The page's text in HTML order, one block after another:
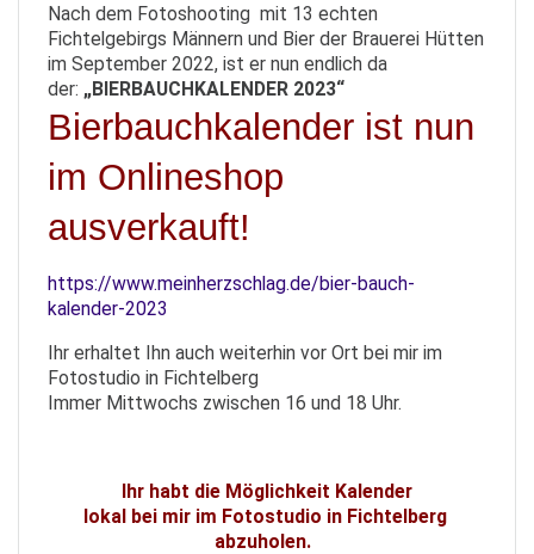
Nach dem Fotoshooting mit 13 echten
Fichtelgebirgs Männern und Bier der Brauerei Hütten
im September 2022, ist er nun endlich da
der: „BIERBAUCHKALENDER 2023“
Bierbauchkalender ist nun
im Onlineshop
ausverkauft!
https://www.meinherzschlag.de/bier-bauch-
kalender-2023
Ihr erhaltet Ihn auch weiterhin vor Ort bei mir im
Fotostudio in Fichtelberg
Immer Mittwochs zwischen 16 und 18 Uhr.
Ihr habt die Möglichkeit Kalender
lokal bei mir im Fotostudio in Fichtelberg
abzuholen.